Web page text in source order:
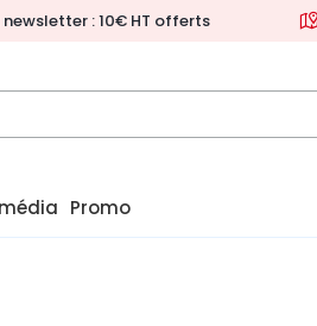
: 10€ HT offerts
Promo